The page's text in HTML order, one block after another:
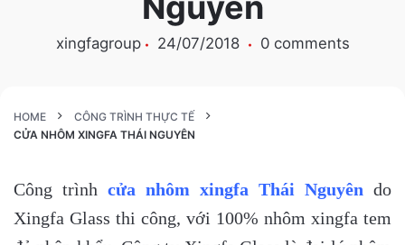
xingfagroup 24/07/2018 0 comments
HOME
CÔNG TRÌNH THỰC TẾ
CỬA NHÔM XINGFA THÁI NGUYÊN
Công trình cửa nhôm xingfa Thái Nguyên do
Xingfa Glass thi công, với 100% nhôm xingfa tem